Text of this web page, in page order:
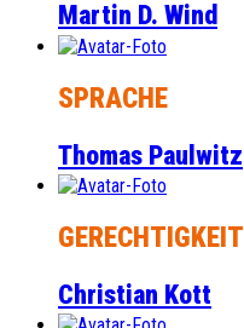
Martin D. Wind
SPRACHE
Thomas Paulwitz
GERECHTIGKEIT
Christian Kott